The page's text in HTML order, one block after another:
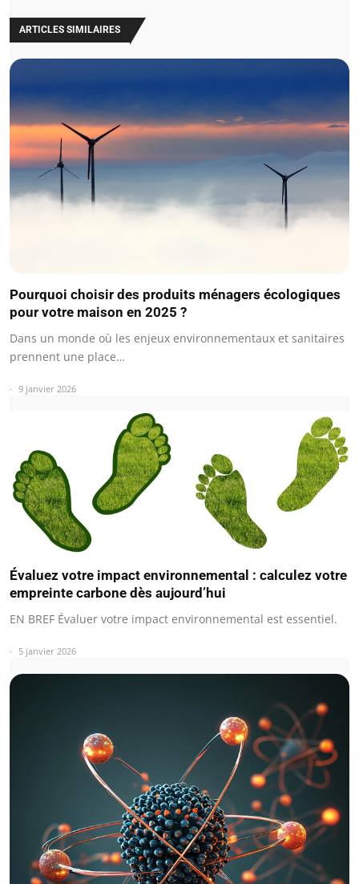
ARTICLES SIMILAIRES
Pourquoi choisir des produits ménagers écologiques
pour votre maison en 2025 ?
Dans un monde où les enjeux environnementaux et sanitaires
prennent une place…
9 janvier 2026
Évaluez votre impact environnemental : calculez votre
empreinte carbone dès aujourd’hui
EN BREF Évaluer votre impact environnemental est essentiel.
5 janvier 2026